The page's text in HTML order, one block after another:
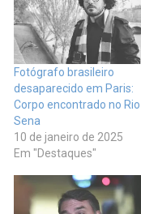
Fotógrafo brasileiro
desaparecido em Paris:
Corpo encontrado no Rio
Sena
10 de janeiro de 2025
Em "Destaques"